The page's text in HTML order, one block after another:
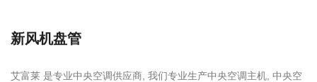
新风机盘管
艾富莱 是专业中央空调供应商, 我们专业生产中央空调主机, 中央空